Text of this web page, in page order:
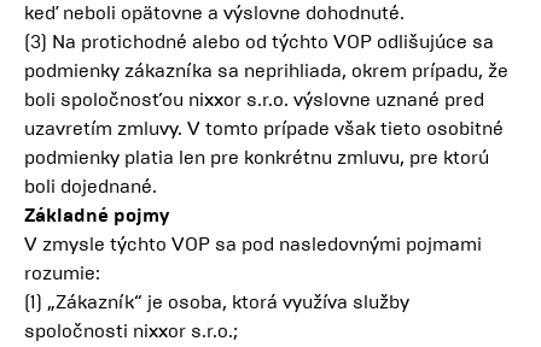
keď neboli opätovne a výslovne dohodnuté.
(3) Na protichodné alebo od týchto VOP odlišujúce sa
podmienky zákazníka sa neprihliada, okrem prípadu, že
boli spoločnosťou nixxor s.r.o. výslovne uznané pred
uzavretím zmluvy. V tomto prípade však tieto osobitné
podmienky platia len pre konkrétnu zmluvu, pre ktorú
boli dojednané.
Základné pojmy
V zmysle týchto VOP sa pod nasledovnými pojmami
rozumie:
(1) „Zákazník“ je osoba, ktorá využíva služby
spoločnosti nixxor s.r.o.;